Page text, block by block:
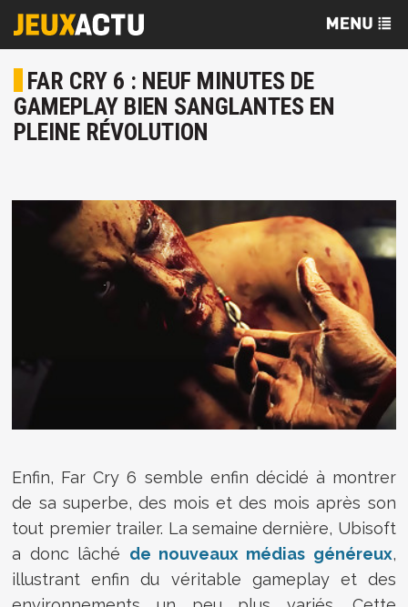
FAR CRY 6 : NEUF MINUTES DE
GAMEPLAY BIEN SANGLANTES EN
PLEINE RÉVOLUTION
Enfin, Far Cry 6 semble enfin décidé à montrer
de sa superbe, des mois et des mois après son
tout premier trailer. La semaine dernière, Ubisoft
a donc lâché de nouveaux médias généreux,
illustrant enfin du véritable gameplay et des